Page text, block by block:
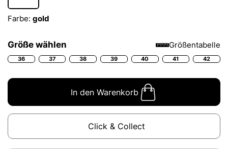
Farbe: gold
Größe wählen Größentabelle
36 37 38 39 40 41 42
In den Warenkorb
Click & Collect